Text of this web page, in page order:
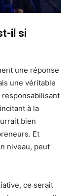
il si
une réponse
une véritable
à la
bien
Et
niveau, peut
ce serait